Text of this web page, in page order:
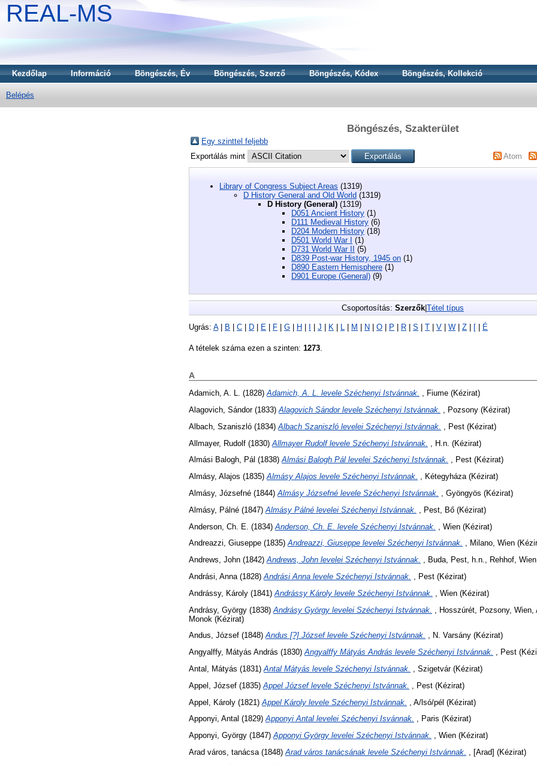
REAL-MS
Kezdőlap Információ Böngészés, Év Böngészés, Szerző Böngészés, Kódex Böngészés, Kollekció
Belépés
Böngészés, Szakterület
Egy szinttel feljebb
Exportálás mint
Atom
Library of Congress Subject Areas (1319)
D History General and Old World (1319)
D History (General) (1319)
D051 Ancient History (1)
D111 Medieval History (6)
D204 Modern History (18)
D501 World War I (1)
D731 World War II (5)
D839 Post-war History, 1945 on (1)
D890 Eastern Hemisphere (1)
D901 Europe (General) (9)
Csoportosítás: Szerzők Tétel típus
Ugrás: A| B C D E F G H J K L M N O P R S T V W Z [ É
A tételek száma ezen a szinten: 1273.
A
Adamich, A. L. (1828)Adamich, A. L. levele Széchenyi Istvánnak. , Fiume (Kézirat)
Alagovich, Sándor(1833) Alagovich Sándor levele Széchenyi Istvánnak.
, Pozsony (Kézirat)
Albach, Szaniszló (1834) Albach Szaniszló levelei Széchenyi Istvánnak.
, Pest (Kézirat)
Allmayer, Rudolf (1830) Allmayer Rudolf levele Széchenyi Istvánnak.
, H.n. (Kézirat)
Almási Balogh, Pál (1838)Almási Balogh Pál levelei Széchenyi Istvánnak. , Pest (Kézirat)
Almásy, Alajos (1835)Almásy Alajos levele Széchenyi Istvánnak. , Kétegyháza (Kézirat)
Almásy, Józsefné (1844) Almásy Józsefné levele Széchenyi Istvánnak.
, Gyöngyös (Kézirat)
Almásy, Pálné (1847) Almásy Pálné levelei Széchenyi Istvánnak.
, Pest, Bő (Kézirat)
Anderson, Ch. E. (1834) Anderson, Ch. E. levele Széchenyi Istvánnak.
, Wien (Kézirat)
Andreazzi, Giuseppe (1835)Andreazzi, Giuseppe levelei Széchenyi Istvánnak. , Milano, Wien
Andrews, John (1842)Andrews, John levelei Széchenyi Istvánnak. , Buda, Pest, h.n., Rehhof,
Andrási, Anna (1828) Andrási Anna levele Széchenyi Istvánnak.
, Pest (Kézirat)
Andrássy, Károly (1841) Andrássy Károly levele Széchenyi Istvánnak.
, Wien (Kézirat)
Andrásy, György (1838) Andrásy György levelei Széchenyi Istvánnak.
, Hosszúrét, Pozsony, Wien,
Monok (Kézirat)
Andus, József (1848)Andus [?] József levele Széchenyi Istvánnak. , N. Varsány (Kézirat)
Angyalffy, Mátyás András (1830)Angyalffy Mátyás András levele Széchenyi Istvánnak. , Pest
Antal, Mátyás (1831) Antal Mátyás levele Széchenyi Istvánnak.
, Szigetvár (Kézirat)
Appel, József (1835) Appel József levele Széchenyi Istvánnak.
, Pest (Kézirat)
Appel, Károly (1821) Appel Károly levele Széchenyi Istvánnak.
, A/lsó/pél (Kézirat)
Apponyi, Antal (1829)Apponyi Antal levelei Széchenyi Isvánnak. , Paris (Kézirat)
Apponyi, György (1847)Apponyi György levelei Széchenyi Istvánnak. , Wien (Kézirat)
Arad város, tanácsa (1848) Arad város tanácsának levele Széchenyi Istvánnak.
, [Arad] (Kézirat)